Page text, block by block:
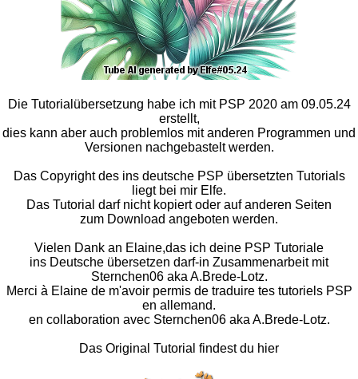
Die Tutorialübersetzung habe ich mit PSP 2020 am 09.05.24
erstellt,
dies kann aber auch problemlos mit anderen Programmen und
Versionen nachgebastelt werden.
Das Copyright des ins deutsche PSP übersetzten Tutorials
liegt bei mir Elfe.
Das Tutorial darf nicht kopiert oder auf anderen Seiten
zum Download angeboten werden.
Vielen Dank an Elaine,das ich deine PSP Tutoriale
ins Deutsche übersetzen darf-in Zusammenarbeit mit
Sternchen06 aka A.Brede-Lotz.
Merci à Elaine de m'avoir permis de traduire tes tutoriels PSP
en allemand.
en collaboration avec Sternchen06 aka A.Brede-Lotz.
Das Original Tutorial findest du hier